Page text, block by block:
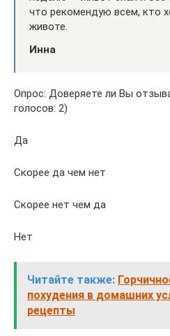
что рекомендую всем, кто
животе.
Инна
Опрос: Доверяете ли Вы
голосов: 2)
Да
Скорее да чем нет
Скорее нет чем да
Нет
Читайте также:
похудения в домашних
рецепты